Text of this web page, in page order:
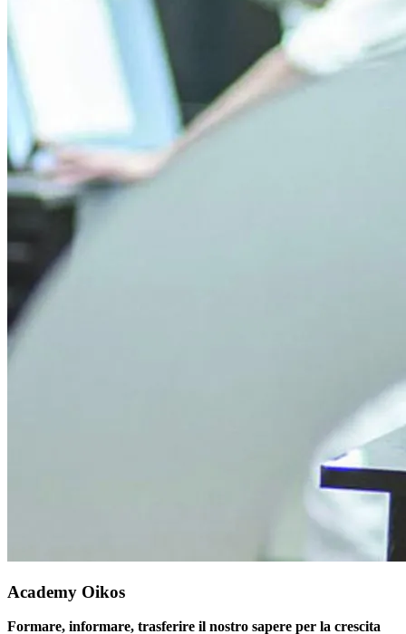
Academy Oikos
Formare, informare, trasferire il nostro sapere per la crescita